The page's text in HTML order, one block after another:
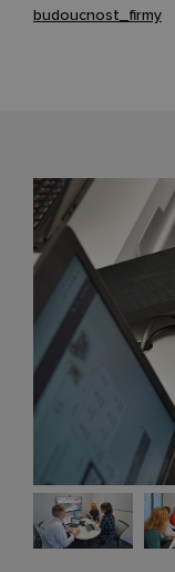
budoucnost_firmy